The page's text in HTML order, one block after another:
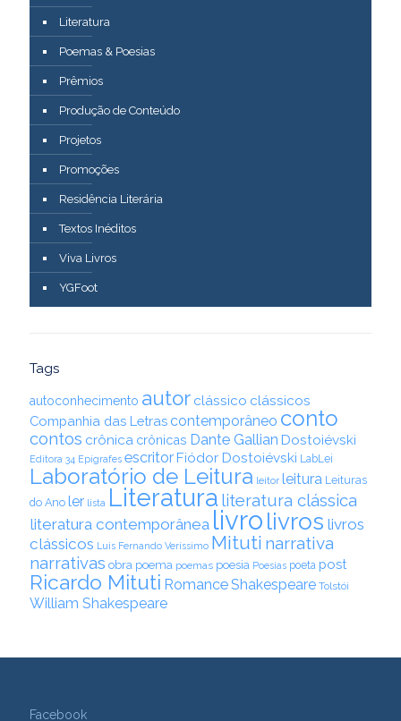
Literatura
Poemas & Poesias
Prêmios
Produção de Conteúdo
Projetos
Promoções
Residência Literária
Textos Inéditos
Viva Livros
YGFoot
Tags
autoconhecimento autor clássico clássicos
Companhia das Letras contemporâneo conto
contos crônica crônicas Dante Gallian Dostoiévski
Editora 34 Epígrafes escritor Fiódor Dostoiévski LabLei
Laboratório de Leitura leitor leitura Leituras
do Ano ler lista Literatura literatura clássica
literatura contemporânea livro livros livros
clássicos Luis Fernando Veríssimo Mituti narrativa
narrativas obra poema poemas poesia Poesias poeta post
Ricardo Mituti RomanceShakespeare Tolstói
William Shakespeare
Facebook